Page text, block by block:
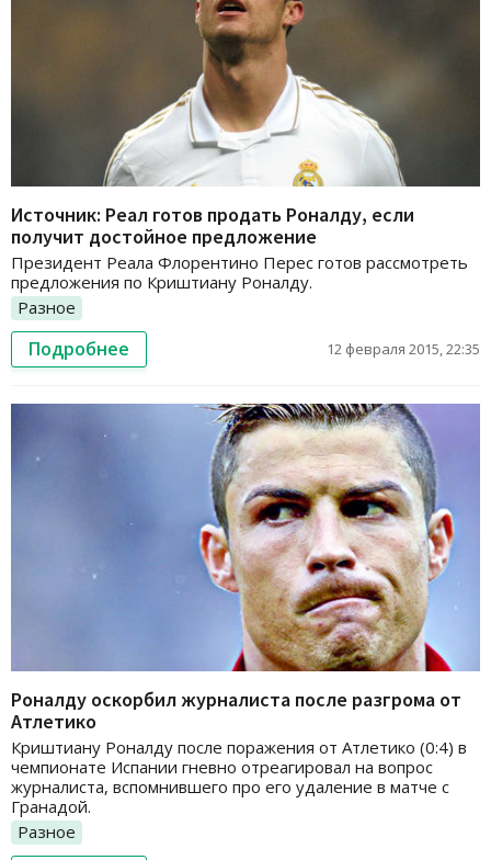
Источник: Реал готов продать Роналду, если
получит достойное предложение
Президент Реала Флорентино Перес готов рассмотреть
предложения по Криштиану Роналду.
Разное
Подробнее 12 февраля 2015, 22:35
Роналду оскорбил журналиста после разгрома от
Атлетико
Криштиану Роналду после поражения от Атлетико (0:4) в
чемпионате Испании гневно отреагировал на вопрос
журналиста, вспомнившего про его удаление в матче с
Гранадой.
Разное